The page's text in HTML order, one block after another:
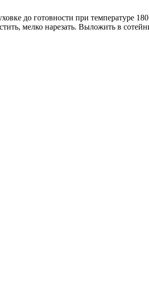
до готовности при температуре
мелко нарезать. Выложить в